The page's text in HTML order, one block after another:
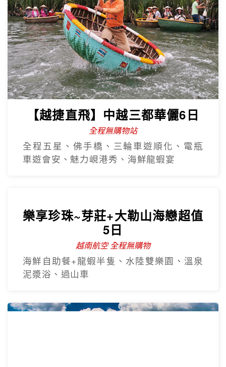
【越捷直飛】中越三都華儷6日
全程無購物站
全程五星、佛手橋、三輪車遊順化、電瓶
車遊會安、魅力峴港秀、海鮮龍蝦宴
樂享珍珠~芽莊+大勒山海戀超值
5日
越南航空 全程無購物
海鮮自助餐+龍蝦半隻、水陸雙樂園、溫泉
泥漿浴、過山車